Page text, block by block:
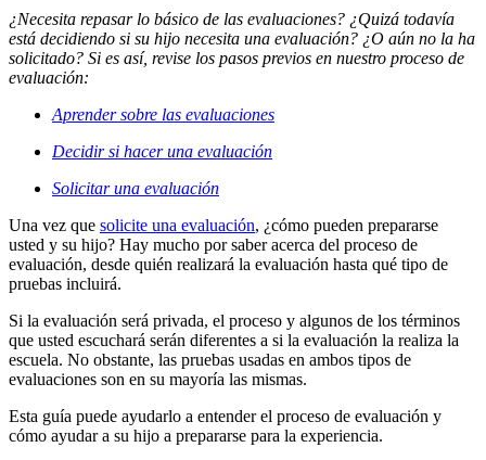
¿Necesita repasar lo básico de las evaluaciones? ¿Quizá todavía
está decidiendo si su hijo necesita una evaluación? ¿O aún no la ha
solicitado? Si es así, revise los pasos previos en nuestro proceso de
evaluación:
Aprender sobre las evaluaciones
Decidir si hacer una evaluación
Solicitar una evaluación
Una vez que solicite una evaluación, ¿cómo pueden prepararse
usted y su hijo? Hay mucho por saber acerca del proceso de
evaluación, desde quién realizará la evaluación hasta qué tipo de
pruebas incluirá.
Si la evaluación será privada, el proceso y algunos de los términos
que usted escuchará serán diferentes a si la evaluación la realiza la
escuela. No obstante, las pruebas usadas en ambos tipos de
evaluaciones son en su mayoría las mismas.
Esta guía puede ayudarlo a entender el proceso de evaluación y
cómo ayudar a su hijo a prepararse para la experiencia.